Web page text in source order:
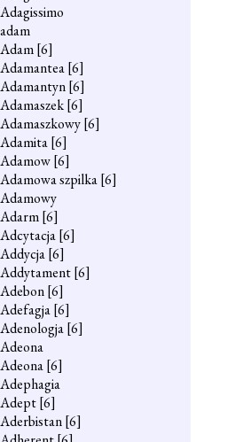
Adagissimo
adam
Adam[6]
Adamantea[6]
Adamantyn[6]
Adamaszek[6]
Adamaszkowy[6]
Adamita[6]
Adamow[6]
Adamowa szpilka[6]
Adamowy
Adarm[6]
Adcytacja[6]
Addycja[6]
Addytament[6]
Adebon[6]
Adefagja[6]
Adenologja[6]
Adeona
Adeona[6]
Adephagia
Adept[6]
Aderbistan[6]